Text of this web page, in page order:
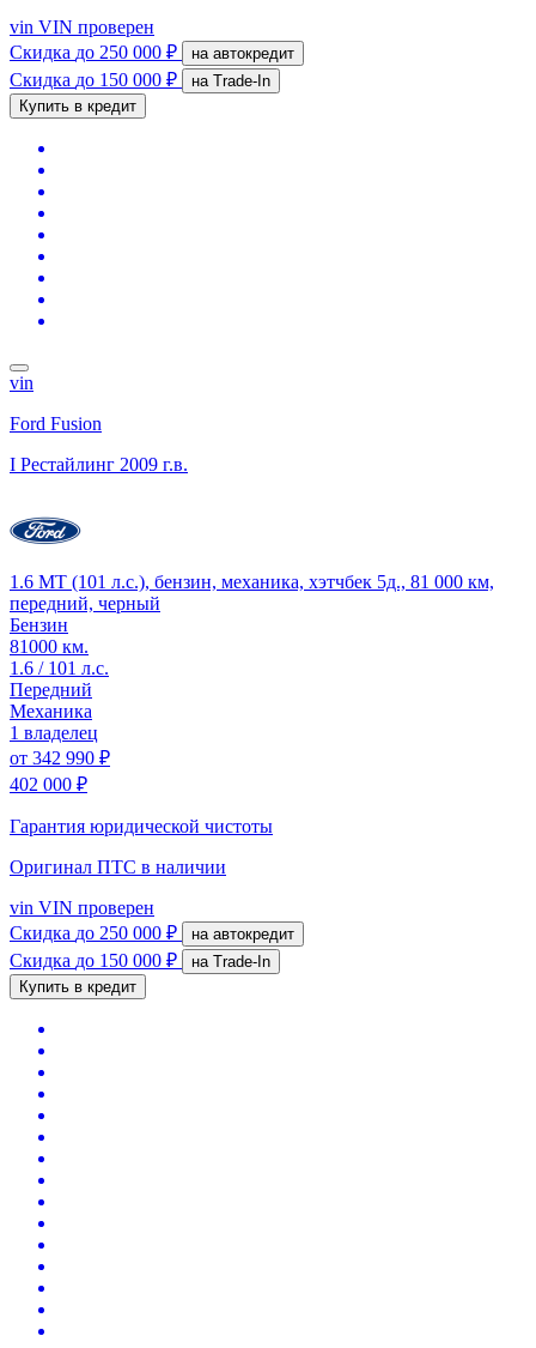
vin VIN проверен
Скидка до 250 000 ₽ на автокредит
Скидка до 150 000 ₽
на Trade-In
Купить в кредит
vin
Ford Fusion
I Рестайлинг 2009 г.в.
1.6 MT (101 л.с.), бензин, механика, хэтчбек 5д., 81 000 км,
передний, черный
Бензин
81000 км.
1.6 / 101 л.с.
Передний
Механика
1 владелец
от 342 990 ₽
402 000 ₽
Гарантия юридической чистоты
Оригинал ПТС в наличии
vin VIN проверен
Скидка до 250 000 ₽ на автокредит
Скидка до 150 000 ₽
на Trade-In
Купить в кредит